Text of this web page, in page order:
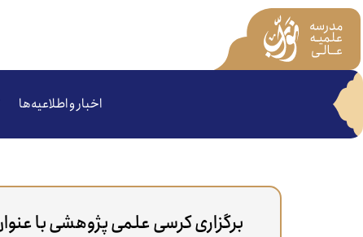
اخبار و اطلاعیه‌ها
برگزاری کرسی علمی پژوهشی با